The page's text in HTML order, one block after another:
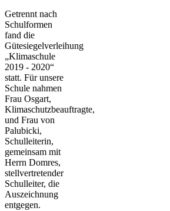
Getrennt nach
Schulformen
fand die
Gütesiegelverleihung
„Klimaschule
2019 - 2020“
statt. Für unsere
Schule nahmen
Frau Osgart,
Klimaschutzbeauftragte,
und Frau von
Palubicki,
Schulleiterin,
gemeinsam mit
Herrn Domres,
stellvertretender
Schulleiter, die
Auszeichnung
entgegen.